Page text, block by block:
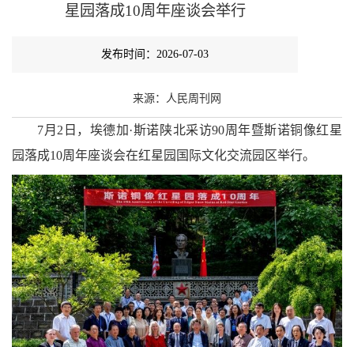
星园落成10周年座谈会举行
发布时间：2026-07-03
来源：人民周刊网
7月 2 日，埃德加·斯诺陕北采访90周年暨斯诺铜像红星
园落成10周年座谈会在红星园国际文化交流园区举行。